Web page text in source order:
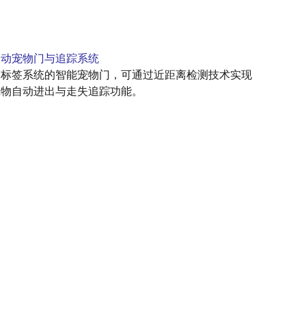
宠物门与追踪系统
签系统的智能宠物门，可通过近距离检测技术实现
自动进出与走失追踪功能。